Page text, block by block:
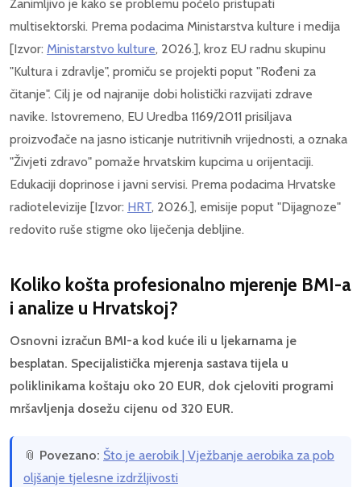
Zanimljivo je kako se problemu počelo pristupati
multisektorski. Prema podacima Ministarstva kulture i medija
[Izvor: Ministarstvo kulture, 2026.], kroz EU radnu skupinu
"Kultura i zdravlje", promiču se projekti poput "Rođeni za
čitanje". Cilj je od najranije dobi holistički razvijati zdrave
navike. Istovremeno, EU Uredba 1169/2011 prisiljava
proizvođače na jasno isticanje nutritivnih vrijednosti, a oznaka
"Živjeti zdravo" pomaže hrvatskim kupcima u orijentaciji.
Edukaciji doprinose i javni servisi. Prema podacima Hrvatske
radiotelevizije [Izvor: HRT, 2026.], emisije poput "Dijagnoze"
redovito ruše stigme oko liječenja debljine.
Koliko košta profesionalno mjerenje BMI-a
i analize u Hrvatskoj?
Osnovni izračun BMI-a kod kuće ili u ljekarnama je
besplatan. Specijalistička mjerenja sastava tijela u
poliklinikama koštaju oko 20 EUR, dok cjeloviti programi
mršavljenja dosežu cijenu od 320 EUR.
📎 Povezano: Što je aerobik | Vježbanje aerobika za pob
oljšanje tjelesne izdržljivosti